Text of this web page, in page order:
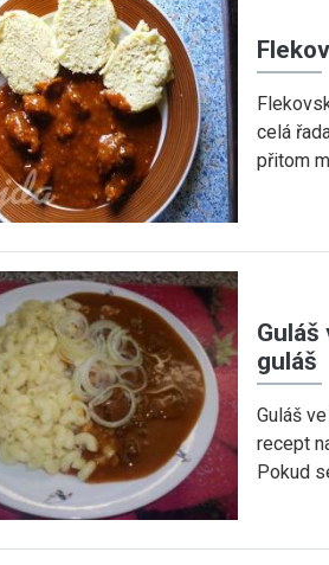
celá
přitom
guláš
Guláš
recept
Pokud